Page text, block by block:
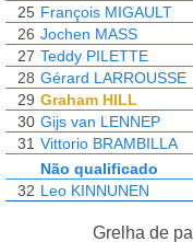
25 François MIGAULT
26 Jochen MASS
27 Teddy PILETTE
28 Gérard LARROUSSE
29 Graham HILL
30 Gijs van LENNEP
31 Vittorio BRAMBILLA
Não qualificado
32 Leo KINNUNEN
Grelha de